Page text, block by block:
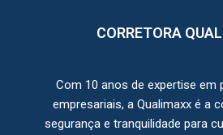
CORRETORA
Com 10 anos de expertise em
empresariais, a Qualimaxx é a
segurança e tranquilidade para